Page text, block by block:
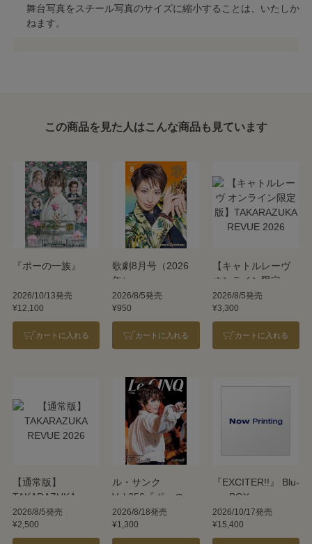
舞台写真をスチール写真のサイズに縮小することは、いたしか
ねます。
この商品を見た人はこんな商品も見ています
『ポーの一族』
2026/10/13発売
¥12,100
カートに入れる
歌劇8月号（2026
年）
2026/8/5発売
¥950
カートに入れる
【キャトルレーヴ
オンライン限定
版】TAKARAZUKA
REVUE 2026
2026/8/5発売
¥3,300
カートに入れる
【通常版】
TAKARAZUKA
REVUE 2026
2026/8/5発売
¥2,500
ル・サンク
Vol.256『ポーの一
族』＜雪組＞
2026/8/18発売
¥1,300
『EXCITER!!』 Blu-
ray BOX
2026/10/17発売
¥15,400